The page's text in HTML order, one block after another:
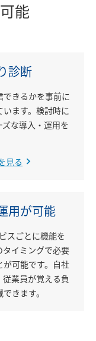
能
診断
できるかを事前に
います。検討時に
な導入・運用を
見る
用が可能
スごとに機能を
タイミングで必要
が可能です。自社
業員が覚える負
きます。